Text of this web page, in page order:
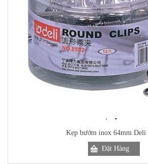
Kẹp bướm inox 64mm Deli